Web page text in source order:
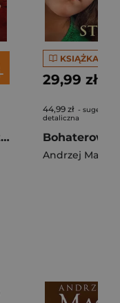
Magiczne Drzewo. Czas robotów [wydanie 2024]
KSIĄŻKA
29,99 zł
44,99 zł -
detaliczna
Andrzej